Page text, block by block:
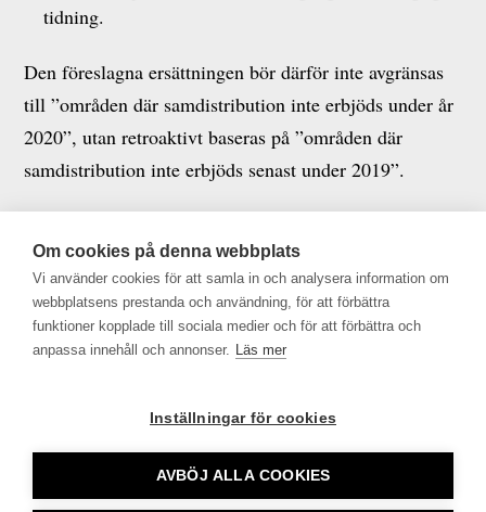
tidning.
Den föreslagna ersättningen bör därför inte avgränsas
till ”områden där samdistribution inte erbjöds under år
2020”, utan retroaktivt baseras på ”områden där
samdistribution inte erbjöds senast under 2019”.
Mer info:
Thomas Mattsson: thomas.mattsson@tu.seoch 070-
728 82 53
Per Hultengård:per.hultengard@tu.seoch 070-815 75
Om cookies på denna webbplats
Vi använder cookies för att samla in och analysera information om
webbplatsens prestanda och användning, för att förbättra
funktioner kopplade till sociala medier och för att förbättra och
anpassa innehåll och annonser. Läs mer
Inställningar för cookies
AVBÖJ ALLA COOKIES